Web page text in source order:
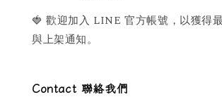
🍓 歡迎加入 LINE 官方帳號，以獲得
與上架通知。
Contact 聯絡我們